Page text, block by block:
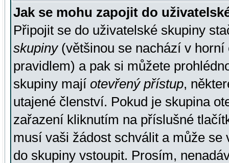
Jak se mohu zapojit do
Připojit se do uživatelské skupiny
skupiny(většinou se nachází v horní
pravidlem) a pak si můžete
skupiny mají otevřený přístup,
utajené členství. Pokud je skupina
zařazení kliknutím na příslušné
musí vaši žádost schválit a může se
do skupiny vstoupit. Prosím,